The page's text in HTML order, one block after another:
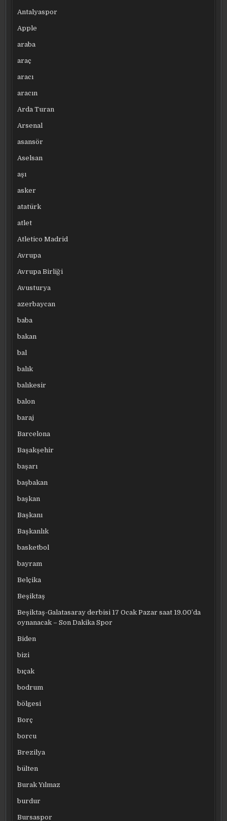
Antalyaspor
Apple
araba
araç
aracı
aracın
Arda Turan
Arsenal
asansör
Aselsan
aşı
asker
atatürk
atlet
Atletico Madrid
Avrupa
Avrupa Birliği
Avusturya
azerbaycan
baba
bakan
bal
balık
balıkesir
balon
baraj
Barcelona
Başakşehir
başarı
başbakan
başkan
Başkanı
Başkanlık
basketbol
bayram
Belçika
Beşiktaş
Beşiktaş-Galatasaray derbisi 17 Ocak Pazar saat 19.00’da
oynanacak – Son Dakika Spor
Biden
bizi
bıçak
bodrum
bölgesi
Borç
borcu
Brezilya
bülten
Burak Yılmaz
burdur
Bursaspor